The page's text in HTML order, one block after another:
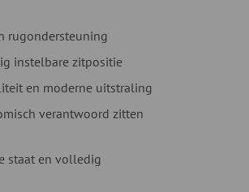
rugondersteuning
instelbare zitpositie
en moderne uitstraling
verantwoord zitten
staat en volledig